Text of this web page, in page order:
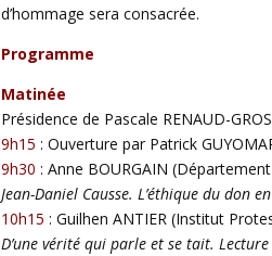
d’hommage sera consacrée.
Programme
Matinée
Présidence de Pascale RENAUD-
9h15 : Ouverture par Patrick
9h30 : Anne BOURGAIN
Jean-Daniel Causse. L’éthique du don
10h15 : Guilhen ANTIER (Institut
D’une vérité qui parle et se tait.